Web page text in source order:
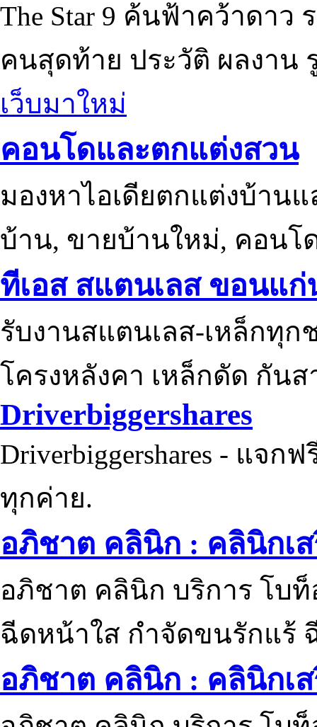
The Star 9 ค้นฟ้าคว้าดาว
คนสุดท้าย ประวัติ ผลงาน
เว็บมาใหม่
คอนโดและตกแต่งสวน
มองหาไอเดียตกแต่งบ้าน
บ้าน, ขายบ้านใหม่, คอนโ
ทีเอส สแตนเลส ขอนแก่
รับงานสแตนเลส-เหล็กทุ
โครงหลังคา เหล็กดัด กัน
Driverbiggershares
Driverbiggershares - แจก
ทุกค่าย.
อภิชาต คลินิก : คลินิกเ
อภิชาต คลินิก บริการ โบ
ฉีดหน้าใส กำจัดขนรักแร้
อภิชาต คลินิก : คลินิกเ